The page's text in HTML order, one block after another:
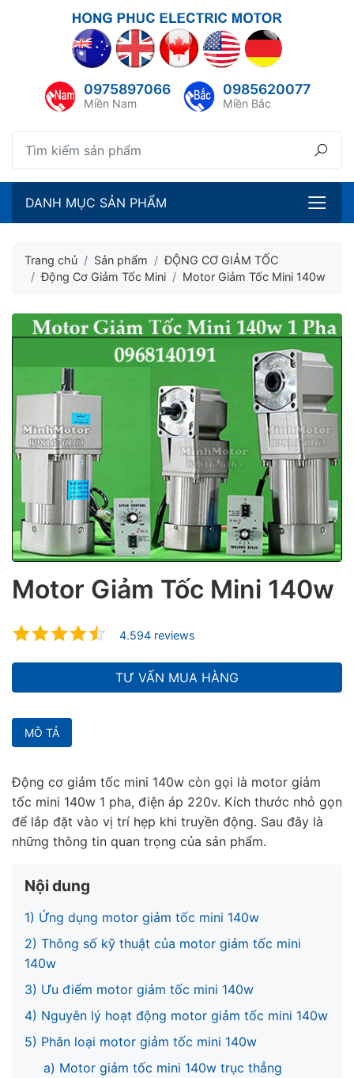
0975897066
Miền Nam
0985620077
Miền Bắc
DANH MỤC SẢN PHẨM
Trang chủ Sản phẩm
ĐỘNG CƠ GIẢM TỐC
Động Cơ Giảm Tốc Mini
Motor Giảm Tốc Mini 140w
Motor Giảm Tốc Mini 140w
4.594 reviews
TƯ VẤN MUA HÀNG
MÔ TẢ
Động cơ giảm tốc mini 140w còn gọi là motor giảm
tốc mini 140w 1 pha, điện áp 220v. Kích thước nhỏ gọn
để lắp đặt vào vị trí hẹp khi truyền động. Sau đây là
những thông tin quan trọng của sản phẩm.
Nội dung
1) Ứng dụng motor giảm tốc mini 140w
2) Thông số kỹ thuật của motor giảm tốc mini
140w
3) Ưu điểm motor giảm tốc mini 140w
4) Nguyên lý hoạt động motor giảm tốc mini 140w
5) Phân loại motor giảm tốc mini 140w
a) Motor giảm tốc mini 140w trục thẳng